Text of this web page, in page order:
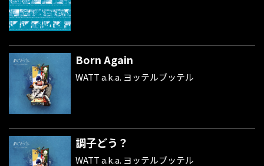
Born Again
WATT a.k.a. ヨッテルブッテル
調子どう？
WATT a.k.a. ヨッテルブッテル